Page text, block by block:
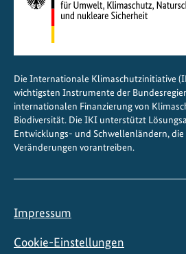
Die Internationale Klimaschutzinitiative
wichtigsten Instrumente der
internationalen Finanzierung von
Biodiversität. Die IKI unterstützt
Entwicklungs- und Schwellenländern,
Veränderungen vorantreiben.
Impressum
Cookie-Einstellungen